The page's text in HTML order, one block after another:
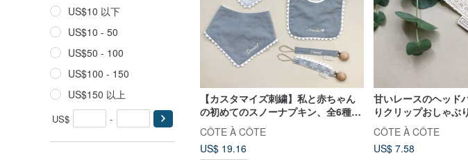
US$10 以下
US$10 - 50
US$50 - 100
US$100 - 150
US$150 以上
US$ -
【カスタマイズ刺繍】私と赤ちゃん
の初めてのスノーナプキン、全6種
類。
CÔTE À CÔTE
US$ 19.16
甘いレースのヘッド
りクリップおしゃぶ
適さ
CÔTE À CÔTE
US$ 7.58